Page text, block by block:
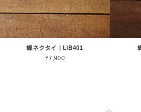
蝶ネクタイ｜LIB401
¥7,900